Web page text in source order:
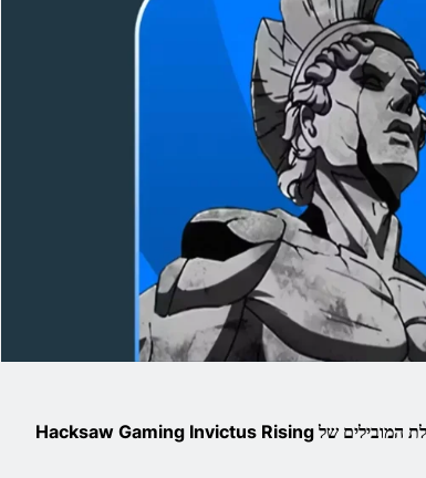
שחקני Stake.com יכולים להיכנס לטבלת המובילים של Hacksaw Gaming Invictus Rising